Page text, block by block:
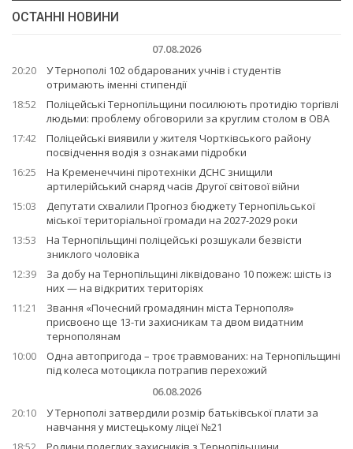
ОСТАННІ НОВИНИ
07.08.2026
20:20
У Тернополі 102 обдарованих учнів і студентів
отримають іменні стипендії
18:52
Поліцейські Тернопільщини посилюють протидію торгівлі
людьми: проблему обговорили за круглим столом в ОВА
17:42
Поліцейські виявили у жителя Чортківського району
посвідчення водія з ознаками підробки
16:25
На Кременеччині піротехніки ДСНС знищили
артилерійський снаряд часів Другої світової війни
15:03
Депутати схвалили Прогноз бюджету Тернопільської
міської територіальної громади на 2027-2029 роки
13:53
На Тернопільщині поліцейські розшукали безвісти
зниклого чоловіка
12:39
За добу на Тернопільщині ліквідовано 10 пожеж: шість із
них — на відкритих територіях
11:21
Звання «Почесний громадянин міста Тернополя»
присвоєно ще 13-ти захисникам та двом видатним
тернополянам
10:00
Одна автопригода – троє травмованих: на Тернопільщині
під колеса мотоцикла потрапив перехожий
06.08.2026
20:10
У Тернополі затвердили розмір батьківської плати за
навчання у мистецькому ліцеї №21